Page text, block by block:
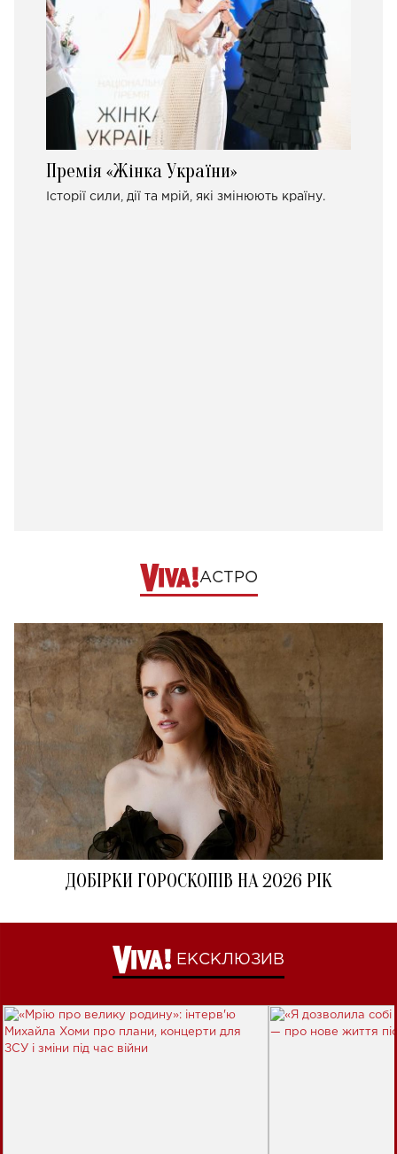
Премія «Жінка України»
Історії сили, дії та мрій, які змінюють країну.
АСТРО
ДОБІРКИ ГОРОСКОПІВ НА 2026 РІК
ЕКСКЛЮЗИВ